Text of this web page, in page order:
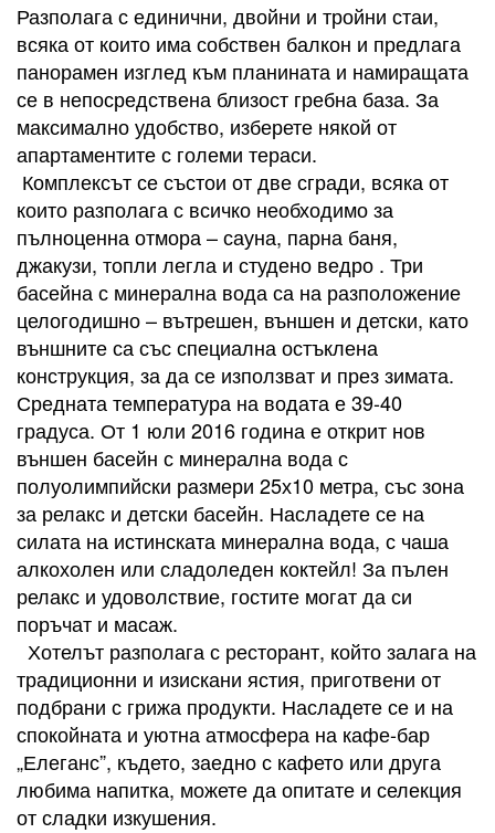
Разполага с единични, двойни и тройни стаи,
всяка от които има собствен балкон и предлага
панорамен изглед към планината и намиращата
се в непосредствена близост гребна база. За
максимално удобство, изберете някой от
апартаментите с големи тераси.
Комплексът се състои от две сгради, всяка от
които разполага с всичко необходимо за
пълноценна отмора – сауна, парна баня,
джакузи, топли легла и студено ведро . Три
басейна с минерална вода са на разположение
целогодишно – вътрешен, външен и детски, като
външните са със специална остъклена
конструкция, за да се използват и през зимата.
Средната температура на водата е 39-40
градуса. От 1 юли 2016 година е открит нов
външен басейн с минерална вода с
полуолимпийски размери 25х10 метра, със зона
за релакс и детски басейн. Насладете се на
силата на истинската минерална вода, с чаша
алкохолен или сладоледен коктейл! За пълен
релакс и удоволствие, гостите могат да си
поръчат и масаж.
Хотелът разполага с ресторант, който залага на
традиционни и изискани ястия, приготвени от
подбрани с грижа продукти. Насладете се и на
спокойната и уютна атмосфера на кафе-бар
„Елеганс”, където, заедно с кафето или друга
любима напитка, можете да опитате и селекция
от сладки изкушения.